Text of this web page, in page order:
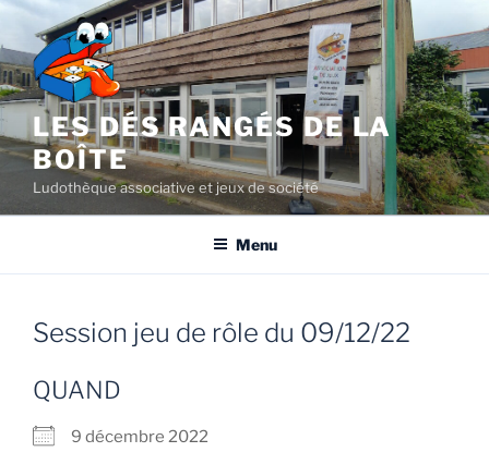
Aller
contenu
principal
LES DÉS RANGÉS DE LA
BOÎTE
Ludothèque associative et jeux de société
Menu
Session jeu de rôle du 09/12/22
QUAND
9 décembre 2022